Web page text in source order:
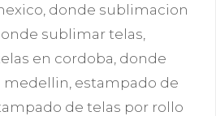
, donde sublimacion
sublimar telas,
en cordoba, donde
medellin, estampado de
de telas por rollo